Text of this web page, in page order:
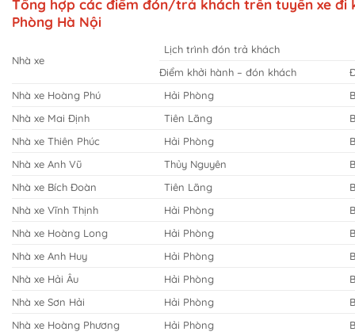
Tổng hợp các điểm đón/trả khách trên tuyến xe đi
Phòng Hà Nội
Nhà xe
Lịch trình đón trả khách
Điểm khởi hành – đón khách
Nhà xe Hoàng Phú
Hải Phòng
Nhà xe Mai Định
Tiên Lãng
Nhà xe Thiên Phúc
Hải Phòng
Nhà xe Anh Vũ
Thủy Nguyên
Nhà xe Bích Đoàn
Tiên Lãng
Nhà xe Vĩnh Thịnh
Hải Phòng
Nhà xe Hoàng Long
Hải Phòng
Nhà xe Anh Huy
Hải Phòng
Nhà xe Hải Âu
Hải Phòng
Nhà xe Sơn Hải
Hải Phòng
Nhà xe Hoàng Phương
Hải Phòng